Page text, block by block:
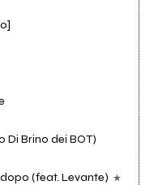
Di Brino dei BOT)
(feat. Levante)